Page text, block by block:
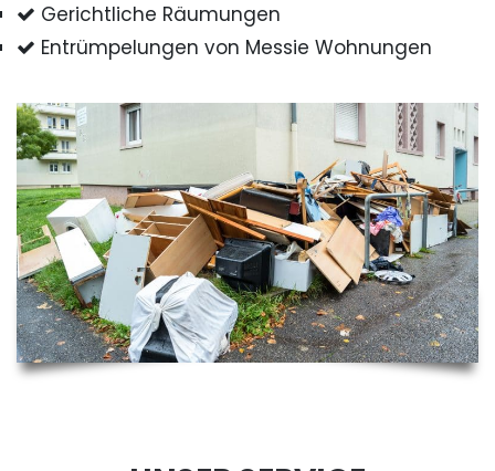
Gerichtliche Räumungen
Entrümpelungen von Messie Wohnungen